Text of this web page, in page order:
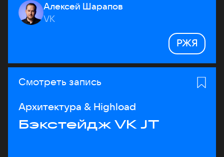
Алексей Шарапов
VK
РЖЯ
Смотреть запись
Архитектура & Highload
Бэкстейдж VK JT